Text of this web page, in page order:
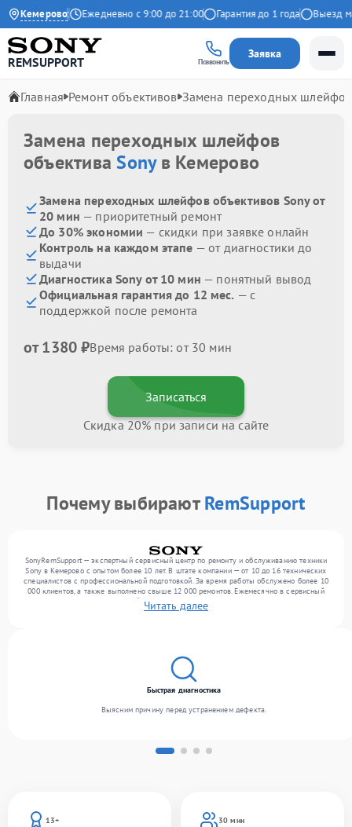
Кемерово
на Яндекс Ежедневно с 9:00 до 21:00 Гарантия до 1 года Выезд
REMSUPPORT Позвонить
Заявка
Главная Ремонт объективов Замена переходных шлейфов
Замена переходных шлейфов
объективаSonyв Кемерово
Замена переходных шлейфов объективов Sony от
20 мин — приоритетный ремонт
До 30% экономии — скидки при заявке онлайн
Контроль на каждом этапе — от диагностики до
выдачи
Диагностика Sony от 10 мин — понятный вывод
Официальная гарантия до 12 мес. — с
поддержкой после ремонта
от 1380 ₽Время работы: от 30 мин
Записаться
Скидка 20% при записи на сайте
Почему выбираютRemSupport
SonyRemSupport — экспертный сервисный центр по ремонту и обслуживанию техники
Sony в Кемерово с опытом более 10 лет. В штате компании — от 10 до 16 технических
специалистов с профессиональной подготовкой. За время работы обслужено более 10
000 клиентов, а также выполнено свыше 12 000 ремонтов. Ежемесячно в сервисный
центр поступает от 300 устройств, включая , , . Мы работаем с широким спектром
неисправностей и обеспечиваем надежный результат благодаря использованию
Читать далее
13+
30 мин
Быстрая диагностика
Выясним причину перед устранением дефекта.